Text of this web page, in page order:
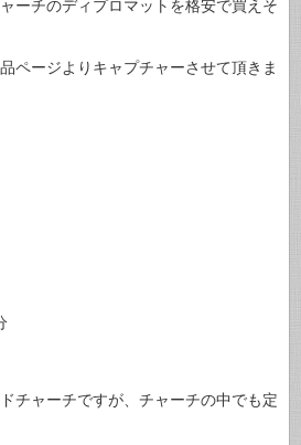
ーチのディプロマットを格安で買えそ
ページよりキャプチャーさせて頂きま
チャーチですが、チャーチの中でも定